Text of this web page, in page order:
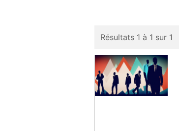
Résultats 1 à 1 sur 1